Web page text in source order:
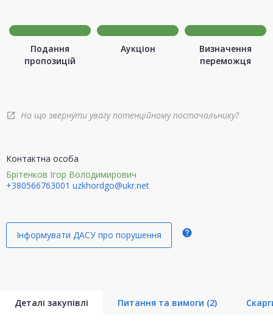
Подання
пропозицій
Аукціон
Визначення
переможця
open_in_new На що звернути увагу потенційному постачальнику?
Контактна особа
Брітенков Ігор Володимирович
+380566763001 uzkhordgo@ukr.net
Інформувати ДАСУ про порушення help
Деталі закупівлі Питання та вимоги (2)